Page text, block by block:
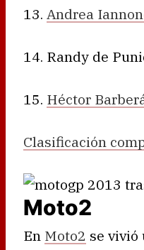
13. Andrea
14. Randy de
15. Héctor
Clasificación
Moto2
En Moto2 se vivió